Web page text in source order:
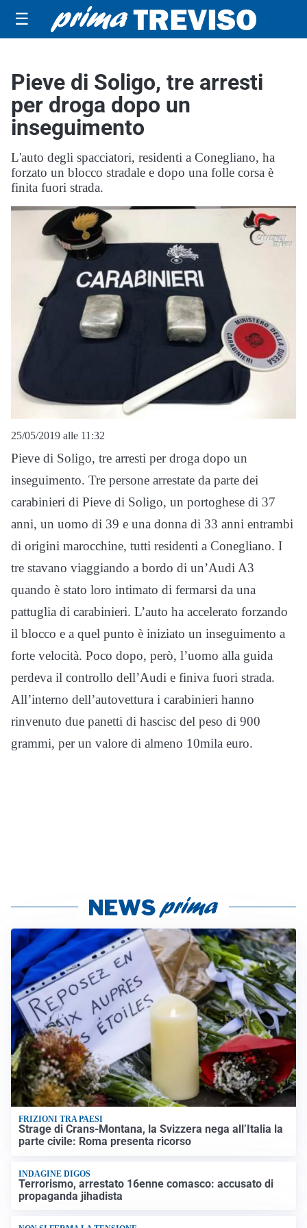
☰
Pieve di Soligo, tre arresti
per droga dopo un
inseguimento
L'auto degli spacciatori, residenti a Conegliano, ha
forzato un blocco stradale e dopo una folle corsa è
finita fuori strada.
25/05/2019 alle 11:32
Pieve di Soligo, tre arresti per droga dopo un
inseguimento. Tre persone arrestate da parte dei
carabinieri di Pieve di Soligo, un portoghese di 37
anni, un uomo di 39 e una donna di 33 anni entrambi
di origini marocchine, tutti residenti a Conegliano. I
tre stavano viaggiando a bordo di un’Audi A3
quando è stato loro intimato di fermarsi da una
pattuglia di carabinieri. L’auto ha accelerato forzando
il blocco e a quel punto è iniziato un inseguimento a
forte velocità. Poco dopo, però, l’uomo alla guida
perdeva il controllo dell’Audi e finiva fuori strada.
All’interno dell’autovettura i carabinieri hanno
rinvenuto due panetti di hascisc del peso di 900
grammi, per un valore di almeno 10mila euro.
FRIZIONI TRA PAESI
Strage di Crans-Montana, la Svizzera nega all’Italia la
parte civile: Roma presenta ricorso
INDAGINE DIGOS
Terrorismo, arrestato 16enne comasco: accusato di
propaganda jihadista